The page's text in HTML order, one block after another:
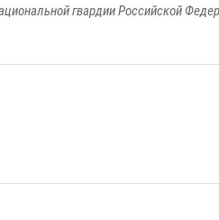
гвардии Российской